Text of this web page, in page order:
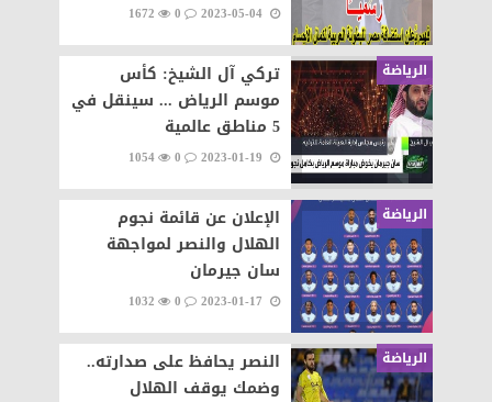
2023-05-04
0
1672
الرياضة
تركي آل الشيخ: كأس
موسم الرياض ... سينقل في
5 مناطق عالمية
0
1054
الرياضة
الإعلان عن قائمة نجوم
الهلال والنصر لمواجهة
سان جيرمان
0
1032
الرياضة
النصر يحافظ على صدارته..
وضمك يوقف الهلال